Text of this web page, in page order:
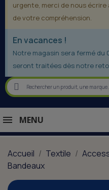
urgente, merci de nous
de votre compréhension.
En vacances !
Notre magasin sera fermé du
seront traitées dès notre
MENU
Accueil Textile
Bandeaux